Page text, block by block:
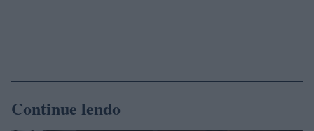
Continue lendo